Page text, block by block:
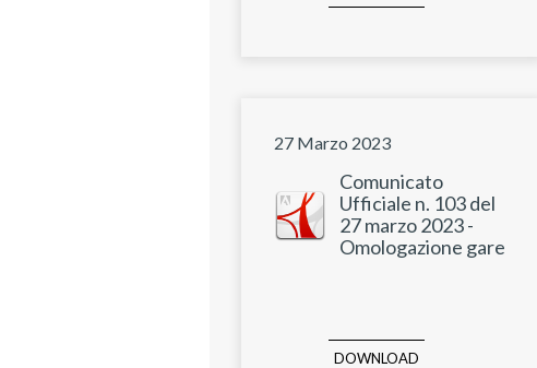
27 Marzo 2023
Comunicato
Ufficiale n. 103 del
27 marzo 2023 -
Omologazione gare
DOWNLOAD